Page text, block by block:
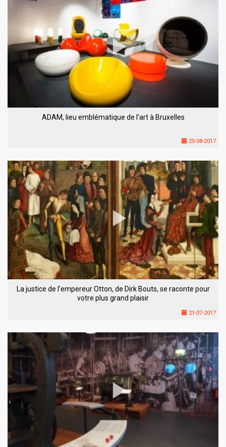
ADAM, lieu emblématique de l’art à Bruxelles
25-08-2017
La justice de l’empereur Otton, de Dirk Bouts, se raconte pour
votre plus grand plaisir
21-07-2017